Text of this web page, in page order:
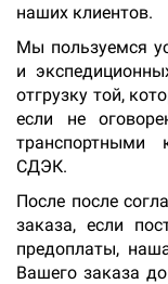
наших клиентов.
Мы пользуемся
и
отгрузку той,
если не
СДЭК.
После после
заказа, если
предоплаты,
Вашего заказа